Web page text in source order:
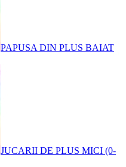
PAPUSA DIN PLUS BAIAT
JUCARII DE PLUS MICI (0-